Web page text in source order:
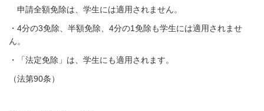
申請全額免除は、学生には適用されません。
・4分の3免除、半額免除、4分の1免除も学生には適用されませ
ん。
・「法定免除」は、学生にも適用されます。
（法第90条）